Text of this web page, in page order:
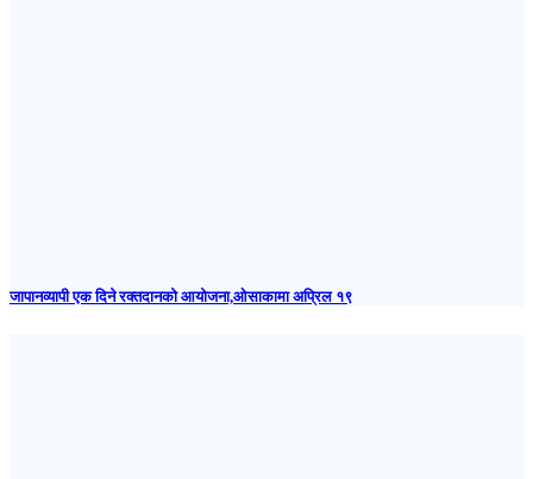
जापानव्यापी एक दिने रक्तदानको आयोजना,ओसाकामा अप्रिल १९